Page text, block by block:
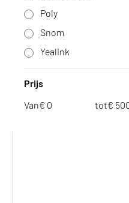
Poly
Snom
Yealink
Prijs
Van€ tot€